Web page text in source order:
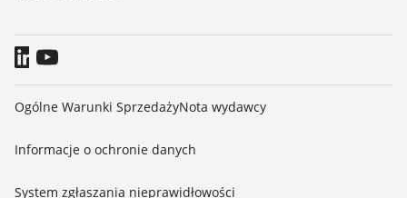
Ogólne Warunki SprzedażyNota wydawcy
Informacje o ochronie danych
System zgłaszania nieprawidłowości